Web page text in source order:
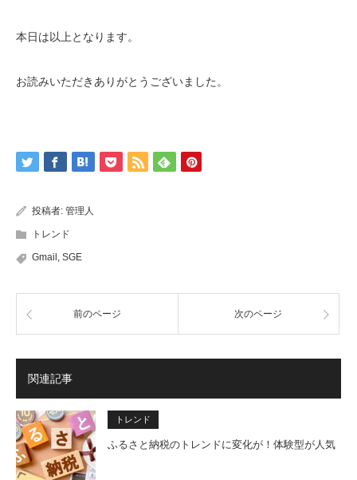
本日は以上となります。
お読みいただきありがとうございました。
投稿者: 管理人
トレンド
Gmail , SGE
前のページ 次のページ
関連記事
トレンド
ふるさと納税のトレンドに変化が！体験型が人気